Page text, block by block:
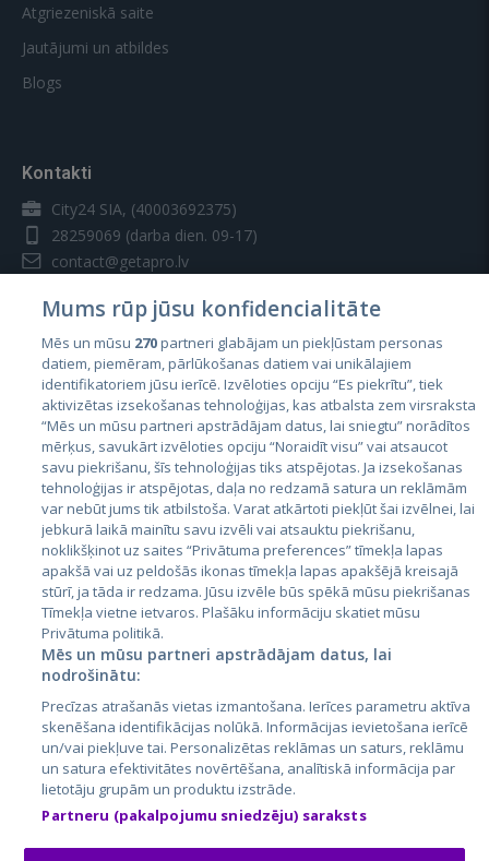
Atgriezeniskā saite
Jautājumi un atbildes
Blogs
Kontakti
City24 SIA, (40003692375)
28259069 (darba dien. 09-17)
contact@getapro.lv
Valstis
Igaunija
Latvija
Lietuva
City24.lv
City24.ee
GetaPro.lv
GetaPro.ee
Skelbiu.lt
Autoplius.lt
Aruodas.lt
CVbankas.lt
Kainos.lt
Paslaugos.lt
auto24.ee
Osta.ee
KuldneBörs.ee
Mums rūp jūsu konfidencialitāte
Mēs un mūsu 270partneri glabājam un piekļūstam personas
datiem, piemēram, pārlūkošanas datiem vai unikālajiem
identifikatoriem jūsu ierīcē. Izvēloties opciju “Es piekrītu”, tiek
aktivizētas izsekošanas tehnoloģijas, kas atbalsta zem virsraksta
“Mēs un mūsu partneri apstrādājam datus, lai sniegtu” norādītos
mērķus, savukārt izvēloties opciju “Noraidīt visu” vai atsaucot
savu piekrišanu, šīs tehnoloģijas tiks atspējotas. Ja izsekošanas
tehnoloģijas ir atspējotas, daļa no redzamā satura un reklāmām
var nebūt jums tik atbilstoša. Varat atkārtoti piekļūt šai izvēlnei, lai
jebkurā laikā mainītu savu izvēli vai atsauktu piekrišanu,
noklikšķinot uz saites “Privātuma preferences” tīmekļa lapas
apakšā vai uz peldošās ikonas tīmekļa lapas apakšējā kreisajā
stūrī, ja tāda ir redzama. Jūsu izvēle būs spēkā mūsu piekrišanas
Tīmekļa vietne ietvaros. Plašāku informāciju skatiet mūsu
Privātuma politikā.
Mēs un mūsu partneri apstrādājam datus, lai
nodrošinātu:
Precīzas atrašanās vietas izmantošana. Ierīces parametru aktīva
skenēšana identifikācijas nolūkā. Informācijas ievietošana ierīcē
un/vai piekļuve tai. Personalizētas reklāmas un saturs, reklāmu
un satura efektivitātes novērtēšana, analītiskā informācija par
lietotāju grupām un produktu izstrāde.
Partneru (pakalpojumu sniedzēju) saraksts